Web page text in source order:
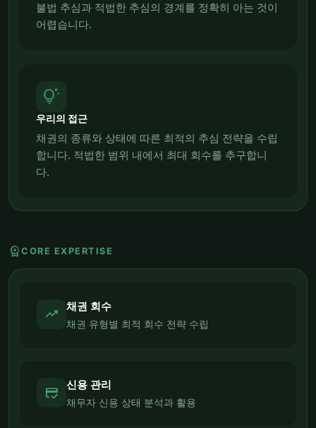
불법 추심과 적법한 추심의 경계를 정확히 아는 것이
어렵습니다.
tips_and_updates
우리의 접근
채권의 종류와 상태에 따른 최적의 추심 전략을 수립
합니다. 적법한 범위 내에서 최대 회수를 추구합니
다.
workspace_premium CORE EXPERTISE
trending_up 채권 회수
채권 유형별 최적 회수 전략 수립
credit_score 신용 관리
채무자 신용 상태 분석과 활용